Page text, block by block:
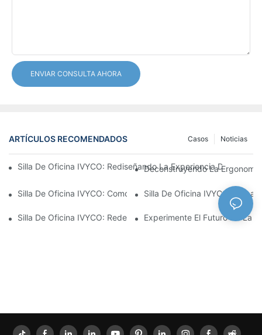
ENVIAR CONSULTA AHORA
ARTÍCULOS RECOMENDADOS Noticias
Casos
Silla De Oficina IVYCO: Rediseñando La Experiencia De
Deconstruyendo La
Silla De Oficina IVYCO: Comodidad Superior Gracias A Un
Silla De Oficina IVYCO:
Silla De Oficina IVYCO: Redefiniendo La Comodidad En El
Experimente El Futuro De La